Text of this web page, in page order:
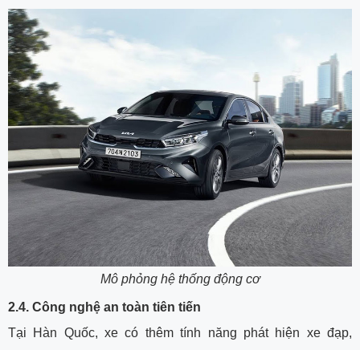
Mô phỏng hệ thống động cơ
2.4. Công nghệ an toàn tiên tiến
Tại Hàn Quốc, xe có thêm tính năng phát hiện xe đạp,